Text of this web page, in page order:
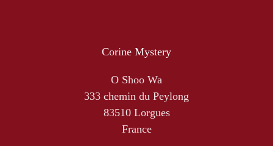
Corine Mystery
O Shoo Wa
333 chemin du Peylong
83510 Lorgues
France